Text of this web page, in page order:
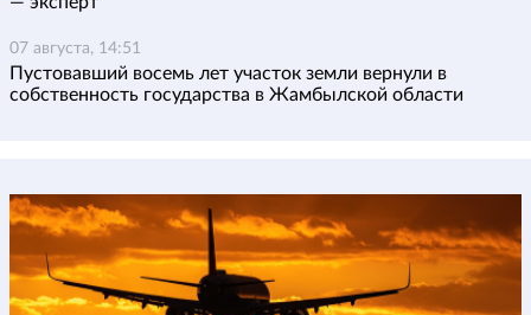
07 августа, 14:51
Пустовавший восемь лет участок земли вернули в
собственность государства в Жамбылской области